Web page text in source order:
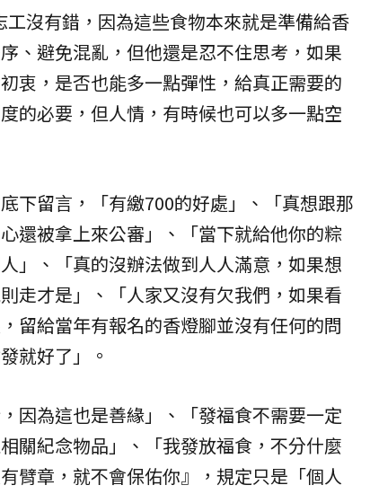
沒有錯，因為這些食物本來就是準備給香
、避免混亂，但他還是忍不住思考，如果
衷，是否也能多一點彈性，給真正需要的
的必要，但人情，有時候也可以多一點空
下留言，「有繳700的好處」、「真想跟那
還被拿上來公審」、「當下就給他你的粽
」、「真的沒辦法做到人人滿意，如果想
走才是」、「人家又沒有欠我們，如果看
留給當年有報名的香燈腳並沒有任何的問
就好了」。
因為這也是善緣」、「發福食不需要一定
關紀念物品」、「我發放福食，不分什麼
臂章，就不會保佑你』，規定只是「個人